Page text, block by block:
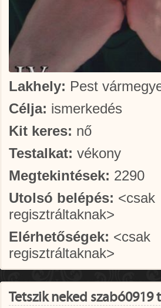
Lakhely: Pest
Célja: ismerkedés
Kit keres: nő
Testalkat: vékony
Megtekintések: 2290
Utolsó belépés: <csak
regisztráltaknak>
Elérhetőségek: <csak
regisztráltaknak>
Tetszik neked szabó0919